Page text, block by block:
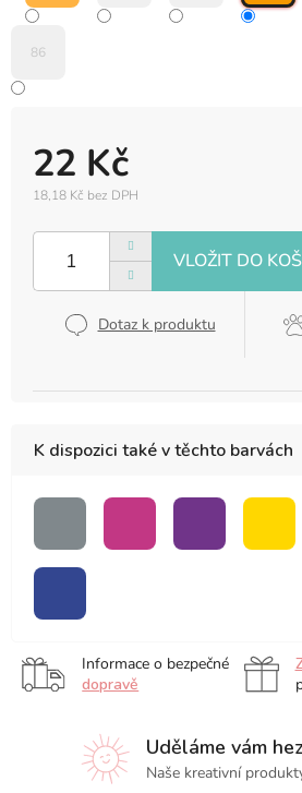
22 Kč
18,18 Kč bez DPH
cena:
Dotaz k produktu
86
K dispozici také v těchto barvách
Informace o bezpečné
dopravě
Uděláme vám
Naše kreativní